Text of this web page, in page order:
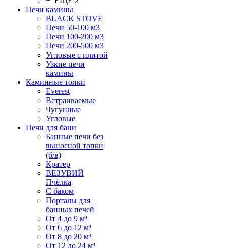
Печи камины
BLACK STOVE
Печи 50-100 м3
Печи 100-200 м3
Печи 200-500 м3
Угловые с плитой
Узкие печи
камины
Каминные топки
Everest
Встраиваемые
Чугунные
Угловые
Печи для бани
Банные печи без
выносной топки
(б/в)
Кратер
ВЕЗУВИЙ
Пчёлка
С баком
Порталы для
банных печей
От 4 до 9 м³
От 6 до 12 м³
От 8 до 20 м³
От 12 до 24 м³